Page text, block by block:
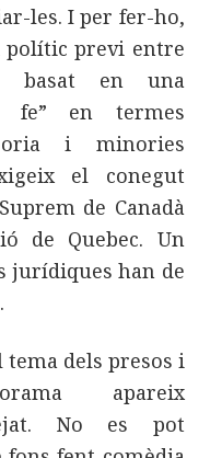
les. I per fer-ho,
polític previ entre
basat en una
fe” en termes
i minories
el conegut
de Canadà
de Quebec. Un
jurídiques han de
dels presos i
apareix
No es pot